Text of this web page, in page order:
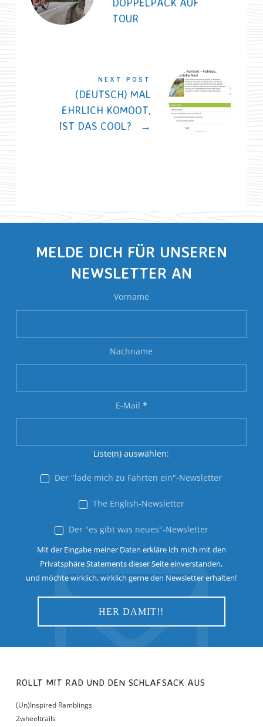
TOUR
NEXT POST
(DEUTSCH) MAL
EHRLICH KOMOOT,
IST DAS COOL?
→
MELDE DICH FÜR UNSEREN
NEWSLETTER AN
Vorname
Nachname
E-Mail *
Liste(n) auswählen:
Der "lade mich zu Fahrten ein"-Newsletter
The English-Newsletter
Der "es gibt was neues"-Newsletter
Mit der Eingabe meiner Daten erkläre ich mich mit den
Privatsphäre Statements dieser Seite einverstanden,
und möchte wirklich, wirklich gerne den Newsletter erhalten!
ROLLT MIT RAD UND DEN SCHLAFSACK AUS
(Un)Inspired Ramblings
2wheeltrails